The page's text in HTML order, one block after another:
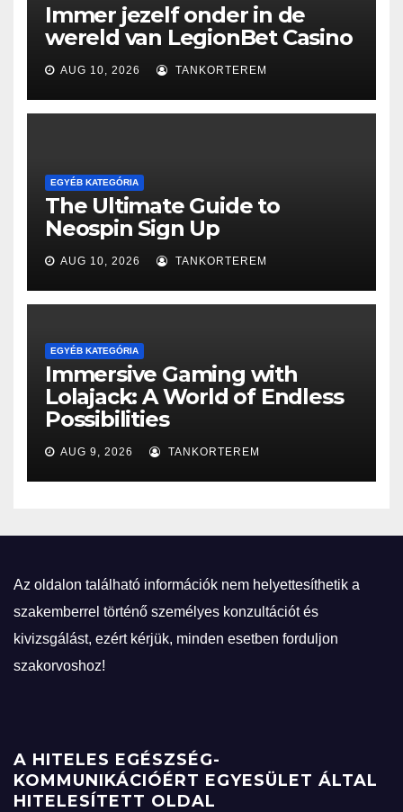
Immer jezelf onder in de
wereld van LegionBet Casino
AUG 10, 2026 TANKORTEREM
EGYÉB KATEGÓRIA
The Ultimate Guide to
Neospin Sign Up
AUG 10, 2026 TANKORTEREM
EGYÉB KATEGÓRIA
Immersive Gaming with
Lolajack: A World of Endless
Possibilities
AUG 9, 2026 TANKORTEREM
Az oldalon található információk nem helyettesíthetik a
szakemberrel történő személyes konzultációt és
kivizsgálást, ezért kérjük, minden esetben forduljon
szakorvoshoz!
A HITELES EGÉSZSÉG-
KOMMUNIKÁCIÓÉRT EGYESÜLET ÁLTAL
HITELESÍTETT OLDAL